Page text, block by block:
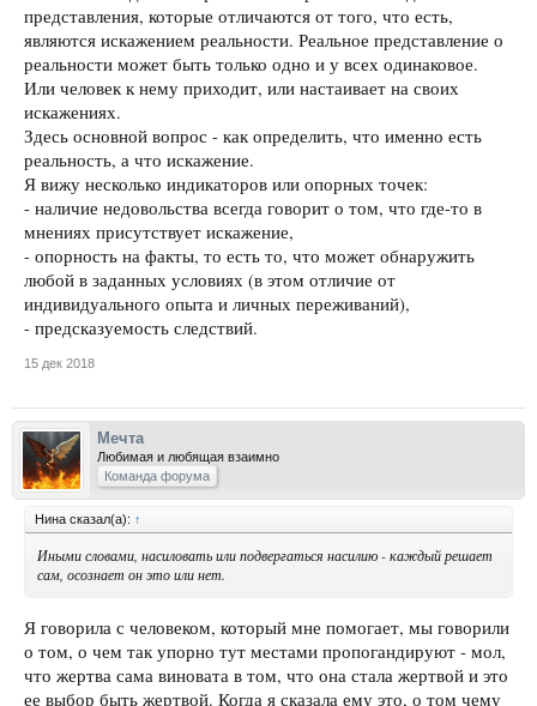
представления, которые отличаются от того, что есть,
являются искажением реальности. Реальное представление о
реальности может быть только одно и у всех одинаковое.
Или человек к нему приходит, или настаивает на своих
искажениях.
Здесь основной вопрос - как определить, что именно есть
реальность, а что искажение.
Я вижу несколько индикаторов или опорных точек:
- наличие недовольства всегда говорит о том, что где-то в
мнениях присутствует искажение,
- опорность на факты, то есть то, что может обнаружить
любой в заданных условиях (в этом отличие от
индивидуального опыта и личных переживаний),
- предсказуемость следствий.
15 дек 2018
Мечта
Любимая и любящая взаимно
Команда форума
Нина сказал(а): ↑
Иными словами, насиловать или подвергаться насилию - каждый решает
сам, осознает он это или нет.
Я говорила с человеком, который мне помогает, мы говорили
о том, о чем так упорно тут местами пропогандируют - мол,
что жертва сама виновата в том, что она стала жертвой и это
ее выбор быть жертвой. Когда я сказала ему это, о том чему